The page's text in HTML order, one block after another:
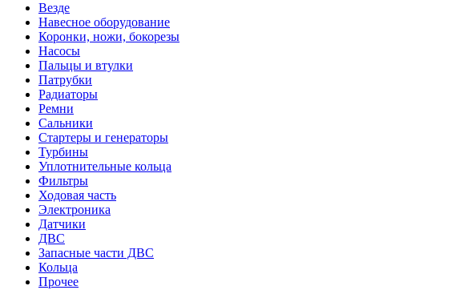
Везде
Навесное оборудование
Коронки, ножи, бокорезы
Насосы
Пальцы и втулки
Патрубки
Радиаторы
Ремни
Сальники
Стартеры и генераторы
Турбины
Уплотнительные кольца
Фильтры
Ходовая часть
Электроника
Датчики
ДВС
Запасные части ДВС
Кольца
Прочее